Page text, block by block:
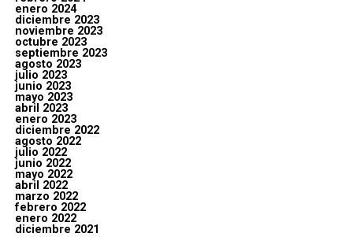
enero 2024
diciembre 2023
noviembre 2023
octubre 2023
septiembre 2023
agosto 2023
julio 2023
junio 2023
mayo 2023
abril 2023
enero 2023
diciembre 2022
agosto 2022
julio 2022
junio 2022
mayo 2022
abril 2022
marzo 2022
febrero 2022
enero 2022
diciembre 2021